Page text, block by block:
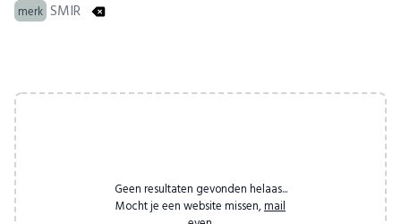
merk SMIR
Geen resultaten gevonden helaas...
Mocht je een website missen, mail